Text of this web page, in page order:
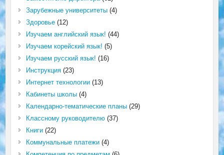
Зарубежные университеты(4)
Здоровье(12)
Изучаем английский язык! (44)
Изучаем корейский язык! (5)
Изучаем русский язык! (16)
Инструкция(23)
Интернет технологии(13)
Кабинеты школы(4)
Календарно-тематические планы(29)
Классному руководителю(37)
Книги(22)
Коммунальные платежи(4)